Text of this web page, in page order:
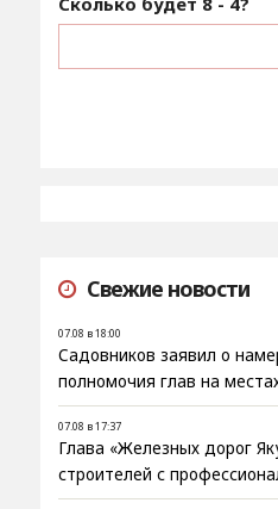
Свежие новости
07.08 в 18:00
Садовников заявил о
полномочия глав на
07.08 в 17:37
Глава «Железных дорог
строителей с